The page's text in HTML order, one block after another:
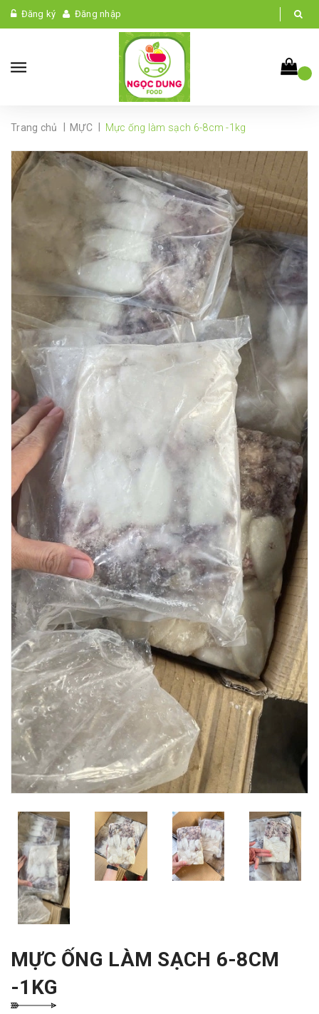
Đăng ký Đăng nhập
Trang chủ MỰC Mực ống làm sạch 6-8cm -1kg
MỰC ỐNG LÀM SẠCH 6-8CM
-1KG